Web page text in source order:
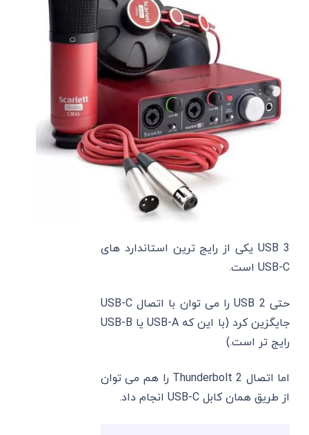
USB 3 یکی از رایج‌ ترین استاندارد های
USB-C است.
حتی USB 2 را می ‌توان با اتصال USB-C
جایگزین کرد (با این که USB-A یا USB-B
رایج ‌تر است.)
اما اتصال Thunderbolt 2 را هم می ‌توان
از طریق همان کابل USB-C انجام داد.